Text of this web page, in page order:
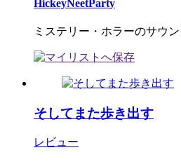
HickeyNeetParty
ミステリー・ホラーのサウン
そしてまた歩き出す
レビュー